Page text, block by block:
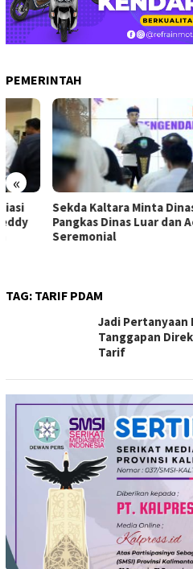
PEMERINTAH
«
Sekda Kaltara Minta Dinas
Pangkas Dinas Luar dan Acara
Seremonial
TAG: TARIF PDAM
Jadi Pertanyaan
Tanggapan
Tarif